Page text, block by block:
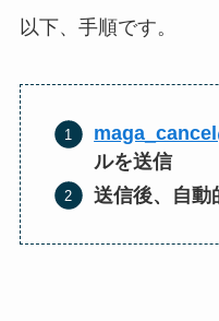
以下、手順です。
ルを送信
送信後、自動